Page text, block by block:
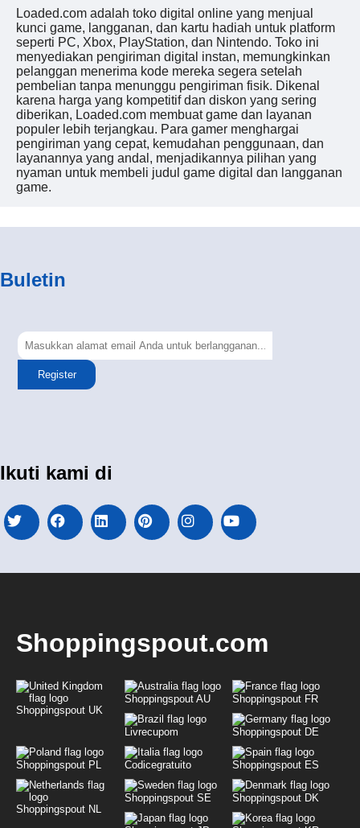
Loaded.com adalah toko digital online yang menjual
kunci game, langganan, dan kartu hadiah untuk platform
seperti PC, Xbox, PlayStation, dan Nintendo. Toko ini
menyediakan pengiriman digital instan, memungkinkan
pelanggan menerima kode mereka segera setelah
pembelian tanpa menunggu pengiriman fisik. Dikenal
karena harga yang kompetitif dan diskon yang sering
diberikan, Loaded.com membuat game dan layanan
populer lebih terjangkau. Para gamer menghargai
pengiriman yang cepat, kemudahan penggunaan, dan
layanannya yang andal, menjadikannya pilihan yang
nyaman untuk membeli judul game digital dan langganan
game.
Buletin
Register
Ikuti kami di
Shoppingspout.com
Shoppingspout UK
Shoppingspout AU Shoppingspout FR
Livrecupom Shoppingspout DE
Shoppingspout PL Codicegratuito Shoppingspout ES
Shoppingspout NL
Shoppingspout SE Shoppingspout DK